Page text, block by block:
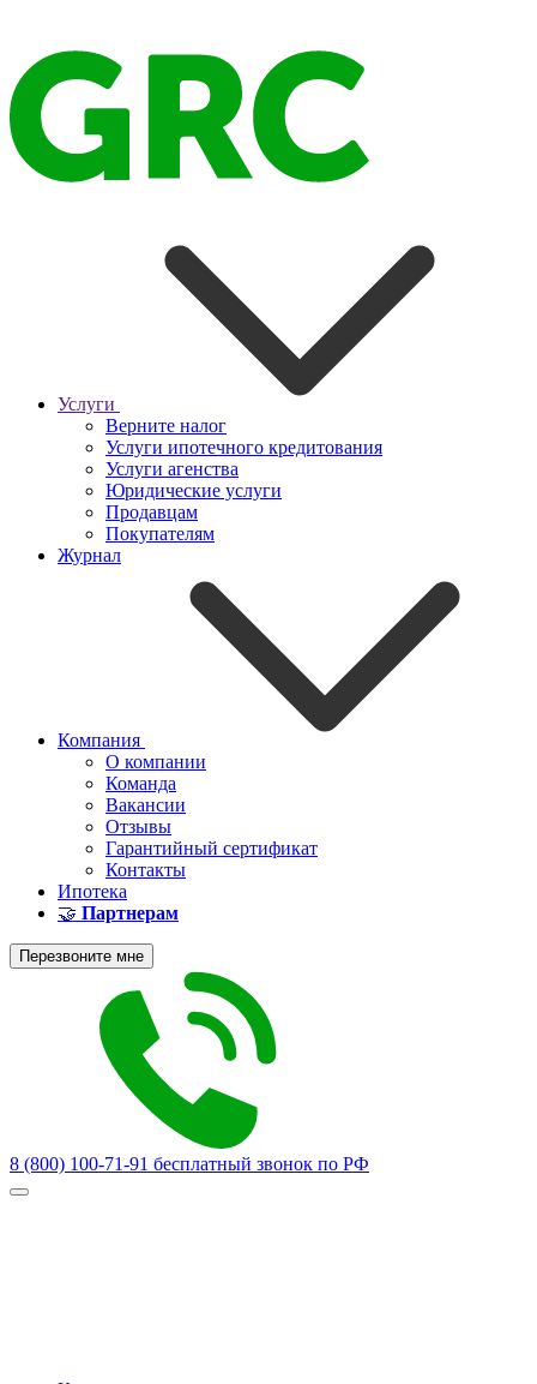
Услуги
Верните налог
Услуги ипотечного кредитования
Услуги агенства
Юридические услуги
Продавцам
Покупателям
Журнал
Компания
О компании
Команда
Вакансии
Отзывы
Гарантийный сертификат
Контакты
Ипотека
🤝 Партнерам
Перезвоните мне
8 (800) 100-71-91 бесплатный звонок по РФ